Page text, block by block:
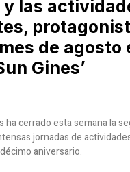
y las
de agosto
Gines’
ha cerrado esta semana la
jornadas de
aniversario.